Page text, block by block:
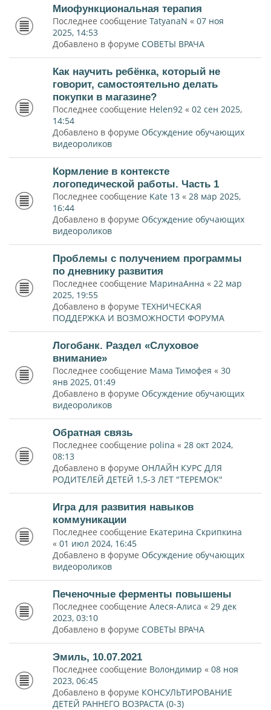
Миофункциональная терапия
Последнее сообщение TatyanaN « 07 ноя
2025, 14:53
Добавлено в форуме СОВЕТЫ ВРАЧА
Как научить ребёнка, который не
говорит, самостоятельно делать
покупки в магазине?
Последнее сообщение Helen92 « 02 сен 2025,
14:54
Добавлено в форуме Обсуждение обучающих
видеороликов
Кормление в контексте
логопедической работы. Часть 1
Последнее сообщение Kate 13 « 28 мар 2025,
16:44
Добавлено в форуме Обсуждение обучающих
видеороликов
Проблемы с получением программы
по дневнику развития
Последнее сообщение МаринаАнна « 22 мар
2025, 19:55
Добавлено в форуме ТЕХНИЧЕСКАЯ
ПОДДЕРЖКА И ВОЗМОЖНОСТИ ФОРУМА
Логобанк. Раздел «Слуховое
внимание»
Последнее сообщение Мама Тимофея « 30
янв 2025, 01:49
Добавлено в форуме Обсуждение обучающих
видеороликов
Обратная связь
Последнее сообщение polina « 28 окт 2024,
08:13
Добавлено в форуме ОНЛАЙН КУРС ДЛЯ
РОДИТЕЛЕЙ ДЕТЕЙ 1,5-3 ЛЕТ "ТЕРЕМОК"
Игра для развития навыков
коммуникации
Последнее сообщение Екатерина Скрипкина
« 01 июл 2024, 16:45
Добавлено в форуме Обсуждение обучающих
видеороликов
Печеночные ферменты повышены
Последнее сообщение Алеся-Алиса « 29 дек
2023, 03:10
Добавлено в форуме СОВЕТЫ ВРАЧА
Эмиль, 10.07.2021
Последнее сообщение Волондимир « 08 ноя
2023, 06:45
Добавлено в форуме КОНСУЛЬТИРОВАНИЕ
ДЕТЕЙ РАННЕГО ВОЗРАСТА (0-3)